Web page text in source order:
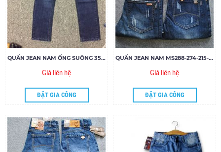
QUẦN JEAN NAM ỐNG SUÔNG 3516
Giá liên hệ
ĐẶT GIA CÔNG
QUẦN JEAN NAM MS288-274-215-325.185
Giá liên hệ
ĐẶT GIA CÔNG